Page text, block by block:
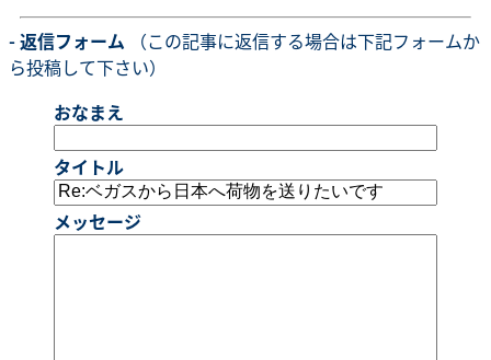
- 返信フォーム （この記事に返信する場合は下記フォームか
ら投稿して下さい）
おなまえ
タイトル
メッセージ